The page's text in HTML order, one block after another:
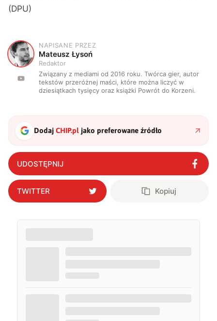
(DPU)
M
NAPISANE PRZEZ
Mateusz Łysoń
Redaktor
Związany z mediami od 2016 roku. Twórca gier, autor
tekstów przeróżnej maści, które można liczyć w
dziesiątkach tysięcy oraz książki Powrót do Korzeni.
DodajCHIP.pl jako preferowane źródło
UDOSTĘPNIJ
TWITTER Kopiuj